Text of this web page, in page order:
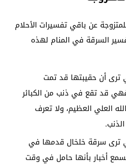
عن باقي تفسيرات الأحلام
السرقة في المنام لهذه
ترى أن حقيبتها قد تمت
قد تقع في ذنب من الكبائر
العلي العظيم، ولا تعرف
ترى سرقة خلخال قدمها في
أخبار بأنها حامل في وقت